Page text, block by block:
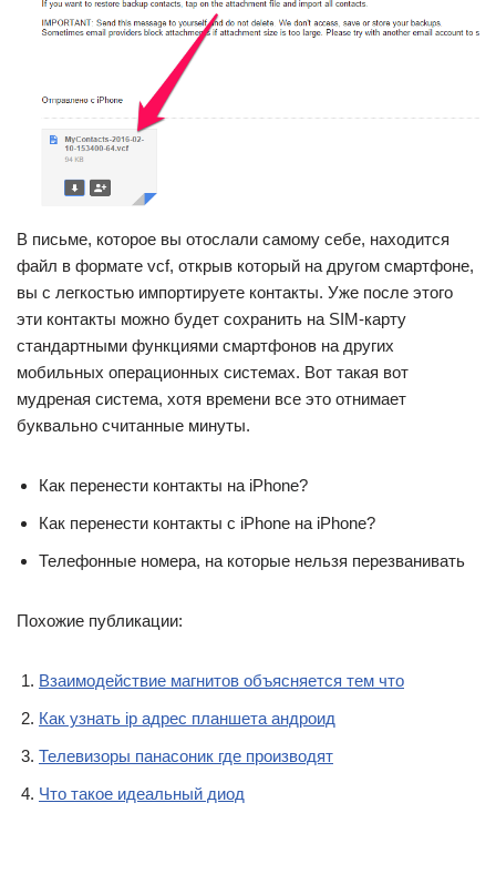
В письме, которое вы отослали самому себе, находится
файл в формате vcf, открыв который на другом смартфоне,
вы с легкостью импортируете контакты. Уже после этого
эти контакты можно будет сохранить на SIM-карту
стандартными функциями смартфонов на других
мобильных операционных системах. Вот такая вот
мудреная система, хотя времени все это отнимает
буквально считанные минуты.
Как перенести контакты на iPhone?
Как перенести контакты с iPhone на iPhone?
Телефонные номера, на которые нельзя перезванивать
Похожие публикации:
Взаимодействие магнитов объясняется тем что
Как узнать ip адрес планшета андроид
Телевизоры панасоник где производят
Что такое идеальный диод